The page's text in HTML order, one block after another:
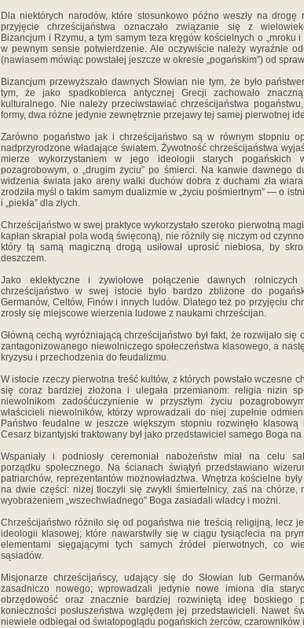
Dla niektórych narodów, które stosunkowo późno weszły na drogę
przyjęcie chrześcijaństwa oznaczało związanie się z
Bizancjum i Rzymu, a tym samym teza kręgów kościelnych o „mroku i
w pewnym sensie potwierdzenie. Ale oczywiście nale­ży wyraźnie
(nawiasem mówiąc powsta­łej jeszcze w okresie „pogańskim”) od
Bizancjum przewyższało dawnych Słowian nie tym, że było
tym, że jako spadkobierca antycznej Grecji zachowało
kulturalnego. Nie należy przeciwstawiać chrześcijaństwa
formy, dwa różne jedynie zewnętrznie przejawy tej samej pierwotnej
Zarówno pogaństwo jak i chrześcijaństwo są w równym stopniu
nadprzyrodzone władające światem. Żywotność chrześcijaństwa
mierze wykorzystaniem w jego ideologii starych pogańskich
pozagrobowym, o „drugim życiu” po śmierci. Na kanwie dawnego
widzenia świata jako areny walki duchów dobra z duchami zła
zrodziła myśl o takim samym dualizmie w „życiu pośmiertnym” — o
i „piekła” dla złych.
Chrześcijaństwo w swej praktyce wykorzystało szeroko pierwotną
kapłan skrapiał pola wodą święconą), nie różniły się niczym od
który tą samą magiczną drogą usiłował uprosić niebiosa, by
deszczem.
Jako eklektyczne i żywiołowe połączenie dawnych
chrześcijaństwo w swej istocie było bardzo zbliżone do
Germanów, Celtów, Finów i innych ludów. Dlatego też po przyjęciu
zrosły się miejscowe wierzenia ludowe z naukami chrześcijan.
Główną cechą wyróżniającą chrześcijaństwo był fakt, że rozwijało się
zantagonizowanego niewolniczego społeczeństwa klasowego, a
kryzysu i przechodzenia do feudalizmu.
W istocie rzeczy pierwotna treść kultów, z których powstało wczesne
się coraz bardziej złożona i ulegała przemianom: religia nizin
niewolnikom zadośćuczynienie w przyszłym życiu
właścicieli niewolników, którzy wprowadzali do niej zupełnie
Państwo feudalne w jeszcze większym stopniu rozwinęło klasową
Cesarz bizantyjski traktowany był jako przedstawiciel samego Boga na
Wspaniały i podniosły ceremoniał nabożeństw miał na celu
porządku społecznego. Na ścianach świątyń przedstawiano
patriarchów, reprezentantów możnowładztwa. Wnętrza kościelne
na dwie części: niżej tłoczyli się zwykli śmiertelnicy, zaś na chórze,
wyobrażeniem „wszechwładnego” Boga zasiadali władcy i możni.
Chrześcijaństwo różniło się od pogaństwa nie treścią religijną, lecz
ideologii klasowej; które nawarstwi­ły się w ciągu tysiąclecia na
elementami sięgającymi tych samych źródeł pierwotnych, co
sąsiadów.
Misjonarze chrześcijańscy, udający się do Słowian lub
zasadniczo nowego; wprowadzali jedynie nowe imiona dla
obrzędowość oraz znacznie bardziej rozwiniętą ideę boskiego
konieczności posłuszeństwa względem jej przedstawicieli. Nawet
niewiele odbiegał od światopoglądu pogańskich żerców, czarowników